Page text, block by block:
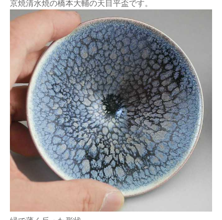
京焼清水焼の橋本大輔の天目平盃です。